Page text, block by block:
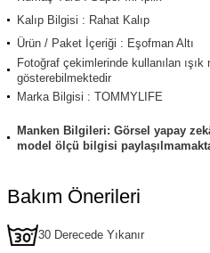
Kalıp Bilgisi : Rahat Kalıp
Ürün / Paket İçeriği : Eşofman Altı
Fotoğraf çekimlerinde kullanılan
gösterebilmektedir
Marka Bilgisi : TOMMYLIFE
Manken Bilgileri: Görsel yapay
model ölçü bilgisi
Bakım Önerileri
30 Derecede Yıkanır